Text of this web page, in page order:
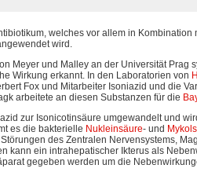
welches vor allem in Kombination
wird.
Meyer und Malley an der Universität Prag
Wirkung erkannt. In den Laboratorien von
Fox und Mitarbeiter Isoniazid und die
arbeitete an diesen Substanzen für die
zur Isonicotinsäure umgewandelt und
es die bakterielle Nukleinsäure- und
des Zentralen Nervensystems,
kann ein intrahepatischer Ikterus als
gegeben werden um die